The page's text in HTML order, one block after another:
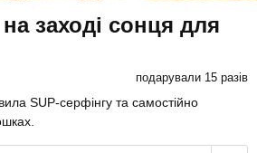
заході сонця для
подарували 15 разів
SUP-серфінгу та самостійно